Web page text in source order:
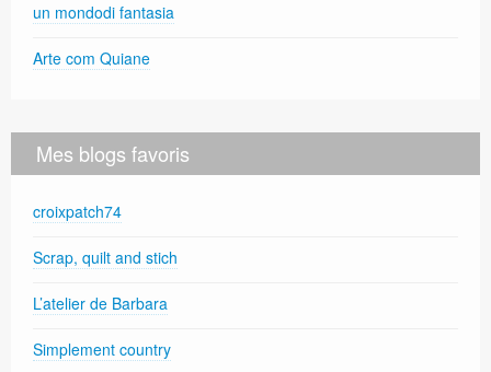
un mondodi fantasia
Arte com Quiane
Mes blogs favoris
croixpatch74
Scrap, quilt and stich
L’atelier de Barbara
Simplement country